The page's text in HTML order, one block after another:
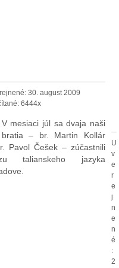
30. august 2009
6444x
V mesiaci júl sa dvaja naši
bratia – br. Martin Kollár
Pavol Češek – zúčastnili
talianskeho jazyka
U
v
e
r
e
j
n
e
n
é
:
2